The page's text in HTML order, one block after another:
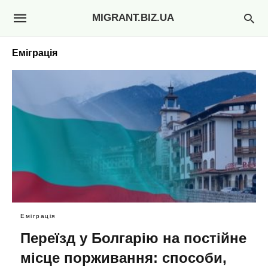
MIGRANT.BIZ.UA
Еміграція
Еміграція
Переїзд у Болгарію на постійне
місце порживання: способи,